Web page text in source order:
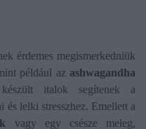
érdemes megismerkedniük
például az ashwagandha
italok segítenek a
és lelki stresszhez. Emellett a
vagy egy csésze meleg,